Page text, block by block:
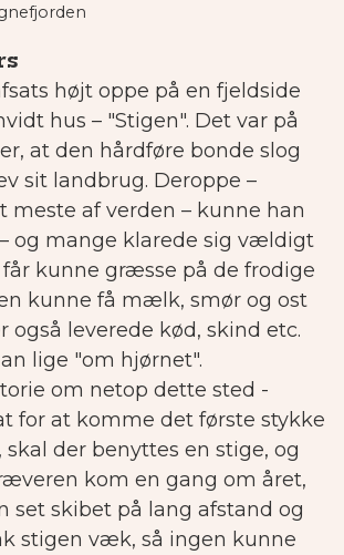
højt oppe på en fjeldside
hus – "Stigen". Det var på
at den hårdføre bonde slog
sit landbrug. Deroppe –
meste af verden – kunne han
og mange klarede sig vældigt
kunne græsse på de frodige
kunne få mælk, smør og ost
også leverede kød, skind etc.
lige "om hjørnet".
om netop dette sted -
for at komme det første stykke
skal der benyttes en stige, og
kom en gang om året,
set skibet på lang afstand og
stigen væk, så ingen kunne